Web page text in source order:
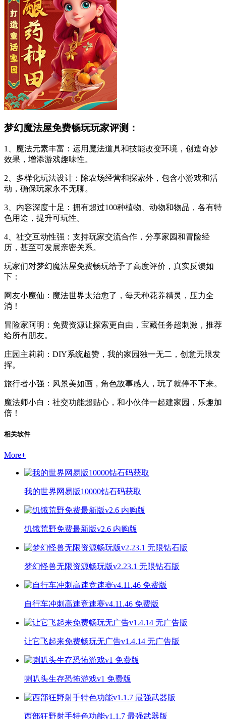
梦幻魔法屋免费畅玩玩家评测：
1、魔法元素丰富：运用魔法道具和技能改变环境，创造奇妙
效果，增添游戏趣味性。
2、多样化玩法设计：除农场经营和探索外，包含小游戏和活
动，确保玩家永不无聊。
3、内容深度十足：拥有超过100种植物、动物和物品，各有特
色用途，提升可玩性。
4、社交互动性强：支持玩家交流合作，分享家园和冒险经
历，甚至可发展亲密关系。
玩家们对梦幻魔法屋免费畅玩给予了高度评价，真实反馈如
下：
网友小魔仙：魔法世界太治愈了，每天种花养精灵，压力全
消！
冒险家阿明：免费资源让探索更自由，宝藏任务超刺激，推荐
给所有朋友。
庄园主莉莉：DIY系统超赞，我的家园独一无二，创意无限发
挥。
旅行者小强：风景美如画，角色故事感人，玩了就停不下来。
魔法师小白：社交功能超贴心，和小伙伴一起建家园，乐趣加
倍！
相关软件
More+
我的世界网易版10000钻石码获取
饥饿荒野免费最新版v2.6 内购版
梦幻怪兽无限资源畅玩版v2.23.1 无限钻石版
自行车冲刺高速竞速赛v4.11.46 免费版
让它飞起来免费畅玩无广告v1.4.14 无广告版
喇叭头生存恐怖游戏v1 免费版
西部狂野射手特色功能v1.1.7 最强武器版